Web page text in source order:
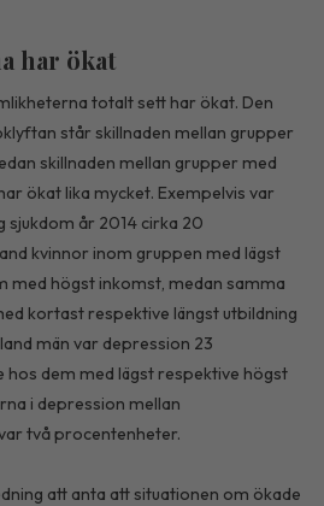
har ökat
totalt sett har ökat. Den
står skillnaden mellan grupper
skillnaden mellan grupper med
ökat lika mycket. Exempelvis var
år 2014 cirka 20
kvinnor inom gruppen med lägst
med högst inkomst, medan samma
kortast respektive längst utbildning
män var depression 23
dem med lägst respektive högst
i depression mellan
två procentenheter.
att anta att situationen om ökade